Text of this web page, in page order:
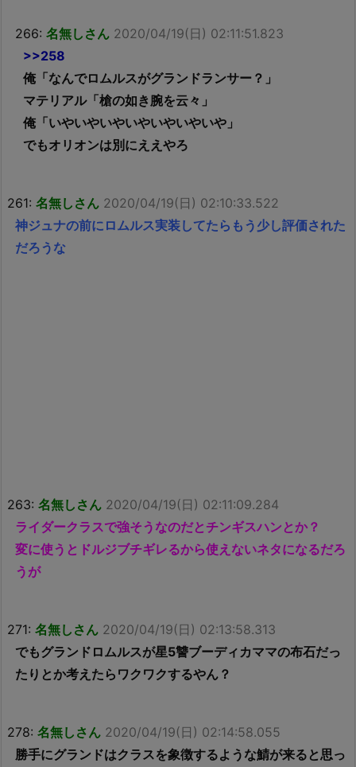
266: 名無しさん 2020/04/19(日) 02:11:51.823
>>258
俺「なんでロムルスがグランドランサー？」
マテリアル「槍の如き腕を云々」
俺「いやいやいやいやいやいやいや」
でもオリオンは別にええやろ
261: 名無しさん 2020/04/19(日) 02:10:33.522
神ジュナの前にロムルス実装してたらもう少し評価された
だろうな
263: 名無しさん 2020/04/19(日) 02:11:09.284
ライダークラスで強そうなのだとチンギスハンとか？
変に使うとドルジブチギレるから使えないネタになるだろ
うが
271: 名無しさん 2020/04/19(日) 02:13:58.313
でもグランドロムルスが星5讐ブーディカママの布石だっ
たりとか考えたらワクワクするやん？
278: 名無しさん 2020/04/19(日) 02:14:58.055
勝手にグランドはクラスを象徴するような鯖が来ると思っ